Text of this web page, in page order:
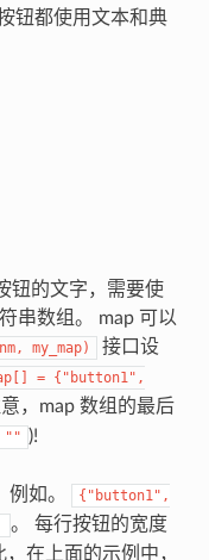
钮都使用文本和典
钮的文字，需要使
串数组。 map 可以
, my_map)
接口设
= {"button1",
，map 数组的最后
"" )!
例如。
{"button1",
。 每行按钮的宽度
在上面的示例中，